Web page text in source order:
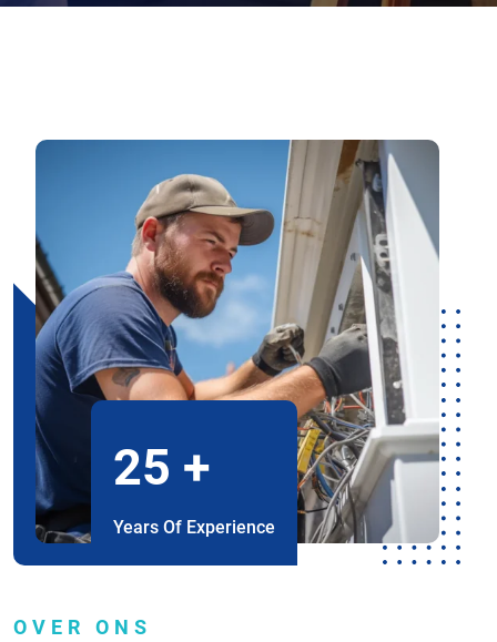
25 +
Years Of Experience
OVER ONS